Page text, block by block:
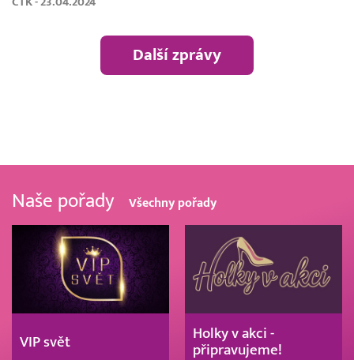
Další zprávy
Naše pořady Všechny pořady
VIP svět
Holky v akci -
připravujeme!